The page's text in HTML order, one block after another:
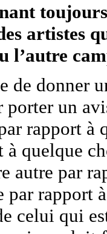
artistes
l’autre
de donner
un
rapport à
quelque
autre par
rapport
celui qui